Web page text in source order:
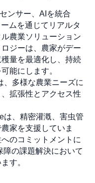
ンサー、AIを統合
ムを通じてリアルタ
農業ソリューション
ジーは、農家がデー
量を最適化し、持続
能にします。
、多様な農業ニーズに
拡張性とアクセス性
は、精密灌漑、害虫管
家を支援していま
のコミットメントに
障の課題解決において
す。